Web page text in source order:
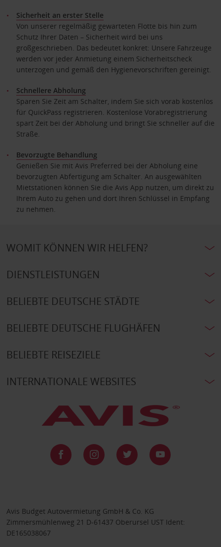
Sicherheit an erster Stelle
Von unserer regelmäßig gewarteten Flotte bis hin zum
Schutz Ihrer Daten – Sicherheit wird bei uns
großgeschrieben. Das bedeutet konkret: Unsere Fahrzeuge
werden vor jeder Anmietung einem Sicherheitscheck
unterzogen und gemäß den Hygienevorschriften gereinigt.
Schnellere Abholung
Sparen Sie Zeit am Schalter, indem Sie sich vorab kostenlos
für QuickPass registrieren. Kostenlose Vorabregistrierung
spart Zeit bei der Abholung und bringt Sie schneller auf die
Straße.
Bevorzugte Behandlung
Genießen Sie mit Avis Preferred bei der Abholung eine
bevorzugten Abfertigung am Schalter. An ausgewählten
Mietstationen können Sie die Avis App nutzen, um direkt zu
Ihrem Auto zu gehen und dort Ihren Schlüssel in Empfang
zu nehmen.
WOMIT KÖNNEN WIR HELFEN?
DIENSTLEISTUNGEN
BELIEBTE DEUTSCHE STÄDTE
BELIEBTE DEUTSCHE FLUGHÄFEN
BELIEBTE REISEZIELE
INTERNATIONALE WEBSITES
Avis Budget Autovermietung GmbH & Co. KG
Zimmersmühlenweg 21 D-61437 Oberursel UST Ident:
DE165038067